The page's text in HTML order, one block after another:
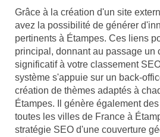
Grâce à la création d'un site
avez la possibilité de générer
pertinents à Étampes. Ces liens
principal, donnant au passage un
significatif à votre classement
système s'appuie sur un back-
création de thèmes adaptés à
Étampes. Il génère également
toutes les villes de France à
stratégie SEO d'une couverture